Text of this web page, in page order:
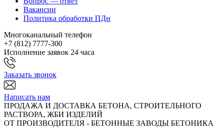
Вакансии
Политика обработки ПДн
Многоканальный телефон
+7 (812) 7777-300
Исполнение заявок 24 часа
Заказать звонок
Написать нам
ПРОДАЖА И ДОСТАВКА БЕТОНА, СТРОИТЕЛЬНОГО
РАСТВОРА, ЖБИ ИЗДЕЛИЙ
ОТ ПРОИЗВОДИТЕЛЯ - БЕТОННЫЕ ЗАВОДЫ БЕТОНИКА